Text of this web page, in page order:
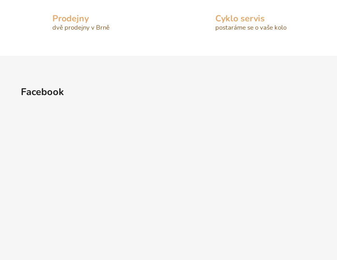
Prodejny
dvě prodejny v Brně
Cyklo servis
postaráme se o vaše kolo
Facebook